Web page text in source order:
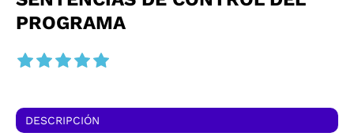
PROGRAMA
DESCRIPCIÓN